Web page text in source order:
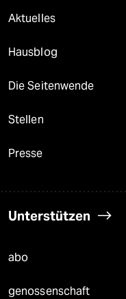
Aktuelles
Hausblog
Die Seitenwende
Stellen
Presse
Unterstützen
abo
genossenschaft